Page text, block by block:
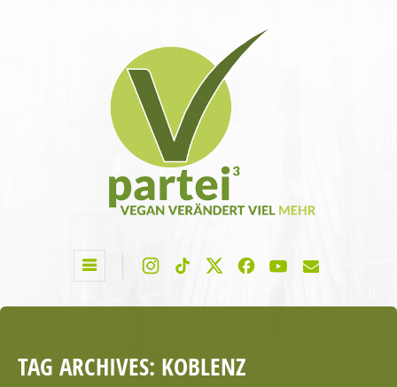
TAG ARCHIVES: KOBLENZ